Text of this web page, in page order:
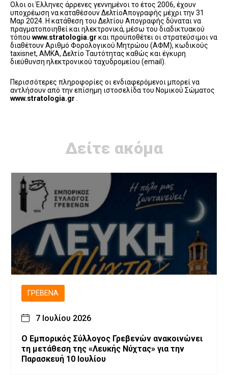
Ολοι οι Έλληνες άρρενες γεννημένοι το έτος 2006, έχουν
υποχρέωση να καταθέσουν ΔελτίοΑπογραφής μέχρι την 31
Μαρ 2024. Η κατάθεση του Δελτίου Απογραφής δύναται να
πραγματοποιηθεί και ηλεκτρονικά, μέσω του διαδικτυακού
τόπου www.stratologia.gr και προϋποθέτει οι στρατεύσιμοι να
διαθέτουν Αριθμό Φορολογικού Μητρώου (ΑΦΜ), κωδικούς
taxisnet, ΑΜΚΑ, Δελτίο Ταυτότητας καθώς και έγκυρη
διεύθυνση ηλεκτρονικού ταχυδρομείου (email).
Περισσότερες πληροφορίες οι ενδιαφερόμενοι μπορεί να
αντλήσουν από την επίσημη ιστοσελίδα του Νομικού Σώματος
www.stratologia.gr .
Δείτε ακόμα
ΓΡΕΒΕΝΆ
7 Ιουλίου 2026
Ο Εμπορικός Σύλλογος Γρεβενών ανακοινώνει
τη μετάθεση της «Λευκής Νύχτας» για την
Παρασκευή 10 Ιουλίου